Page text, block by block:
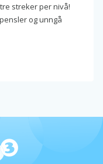
streker per nivå!
og unngå